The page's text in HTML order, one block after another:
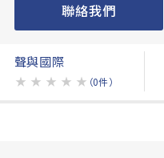
聯絡我們
聲與國際
★ ★ ★ ★ ★ （0件）